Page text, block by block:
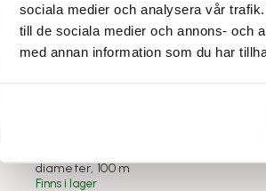
sociala medier och analysera vår
till de sociala medier och annons- och
med annan information som du har
diameter, 100 m
Finns i lager